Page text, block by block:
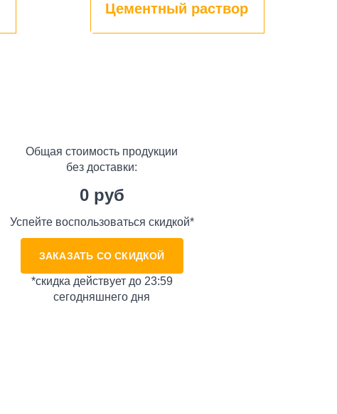
Цементный раствор
Общая стоимость продукции
без доставки:
0руб
Успейте воспользоваться скидкой*
ЗАКАЗАТЬ СО СКИДКОЙ
*скидка действует до 23:59
сегодняшнего дня